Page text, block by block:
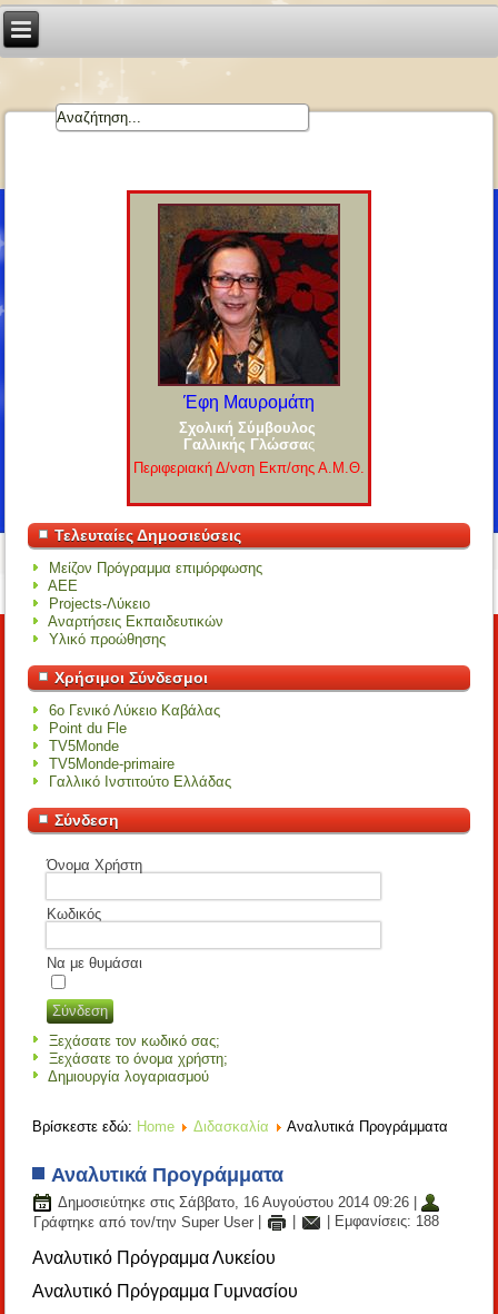
Έφη Μαυρομάτη
Σχολική Σύμβουλος
Γαλλικής Γλώσσας
Περιφεριακή Δ/νση Εκπ/σης Α.Μ.Θ.
Τελευταίες Δημοσιεύσεις
Μείζον Πρόγραμμα επιμόρφωσης
ΑΕΕ
Projects-Λύκειο
Αναρτήσεις Εκπαιδευτικών
Υλικό προώθησης
Χρήσιμοι Σύνδεσμοι
6o Γενικό Λύκειο Καβάλας
Point du Fle
TV5Monde
TV5Monde-primaire
Γαλλικό Ινστιτούτο Ελλάδας
Σύνδεση
Όνομα Χρήστη
Κωδικός
Να με θυμάσαι
Ξεχάσατε τον κωδικό σας;
Ξεχάσατε το όνομα χρήστη;
Δημιουργία λογαριασμού
Βρίσκεστε εδώ: Home Διδασκαλία Αναλυτικά Προγράμματα
Αναλυτικά Προγράμματα
Δημοσιεύτηκε στις Σάββατο, 16 Αυγούστου 2014 09:26 |
Γράφτηκε από τον/την Super User
| Εμφανίσεις: 188
Αναλυτικό Πρόγραμμα Λυκείου
Αναλυτικό Πρόγραμμα Γυμνασίου